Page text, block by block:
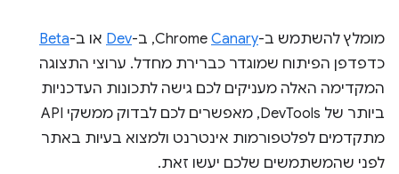
מומלץ להשתמש ב-ChromeCanary , ב-Dev או ב-Beta
כדפדפן הפיתוח שמוגדר כברירת מחדל. ערוצי התצוגה
המקדימה האלה מעניקים לכם גישה לתכונות העדכניות
ביותר של DevTools, מאפשרים לכם לבדוק ממשקי API
מתקדמים לפלטפורמות אינטרנט ולמצוא בעיות באתר
לפני שהמשתמשים שלכם יעשו זאת.